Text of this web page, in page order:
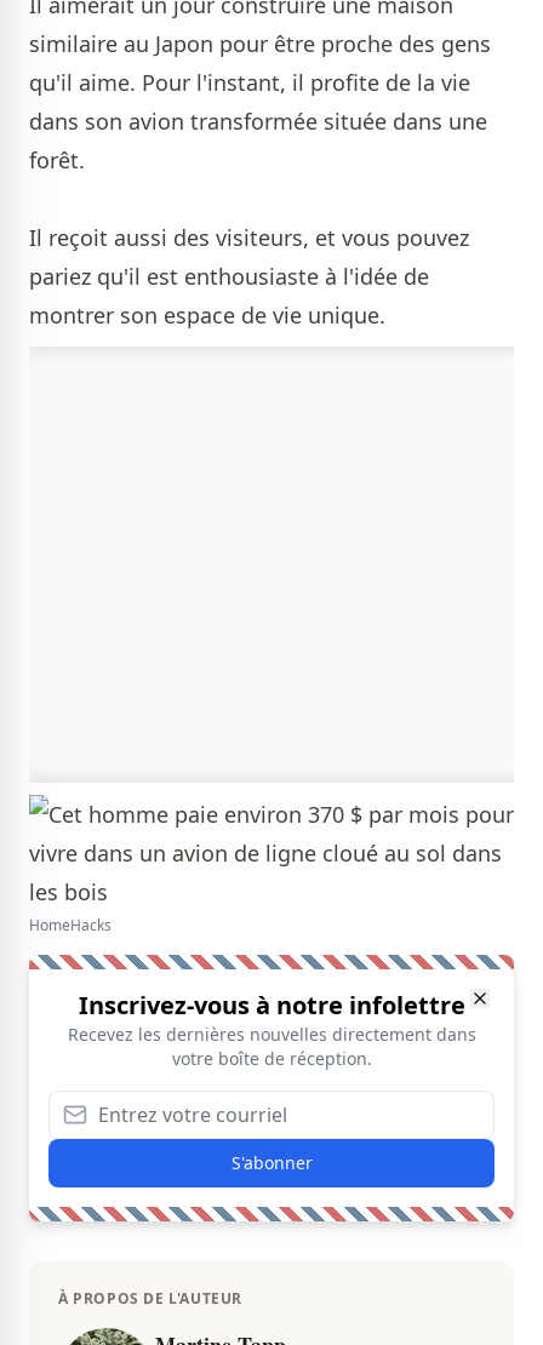
similaire au Japon pour être proche des gens
qu'il aime. Pour l'instant, il profite de la vie
dans son avion transformée située dans une
forêt.
Il reçoit aussi des visiteurs, et vous pouvez
pariez qu'il est enthousiaste à l'idée de
montrer son espace de vie unique.
HomeHacks
Inscrivez-vous à notre infolettre
Recevez les dernières nouvelles directement dans
votre boîte de réception.
S'abonner
À PROPOS DE L'AUTEUR